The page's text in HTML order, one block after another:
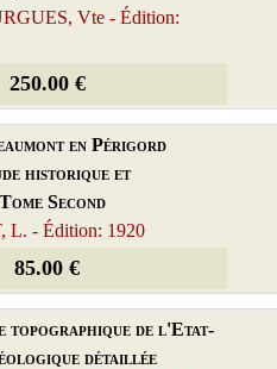
Vte - Édition:
250.00 €
en Périgord
historique et
Second
L. - Édition: 1920
85.00 €
topographique de l'Etat-
détaillée